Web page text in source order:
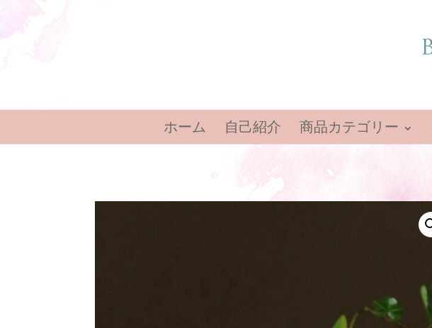
ホーム 自己紹介 商品カテゴリー